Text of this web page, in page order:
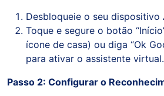
Desbloqueie o seu dispositivo
Toque e segure o botão
ícone de casa) ou diga “Ok
para ativar o assistente virtual.
Passo 2: Configurar o